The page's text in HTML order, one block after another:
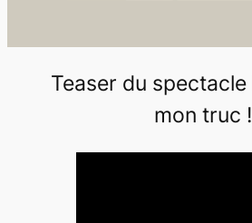
Teaser du spectacle
mon truc !